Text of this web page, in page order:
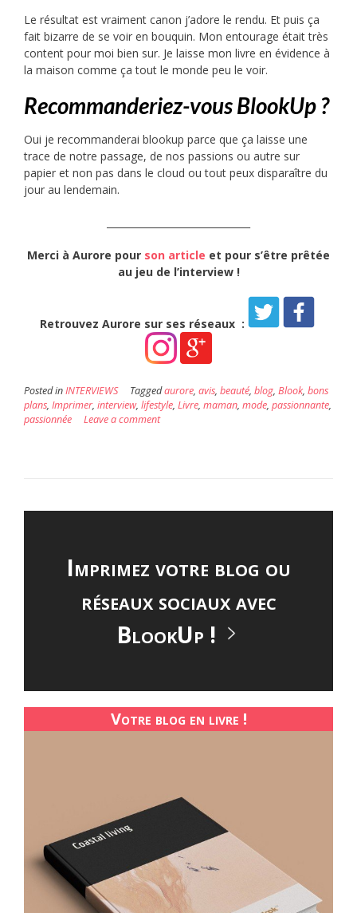
Le résultat est vraiment canon j’adore le rendu. Et puis ça
fait bizarre de se voir en bouquin. Mon entourage était très
content pour moi bien sur. Je laisse mon livre en évidence à
la maison comme ça tout le monde peu le voir.
Recommanderiez-vous BlookUp ?
Oui je recommanderai blookup parce que ça laisse une
trace de notre passage, de nos passions ou autre sur
papier et non pas dans le cloud ou tout peux disparaître du
jour au lendemain.
Merci à Aurore pour son article et pour s’être prêtée
au jeu de l’interview !
Retrouvez Aurore sur ses réseaux :
Posted inINTERVIEWS Taggedaurore, avis, beauté, blog, Blook, bons
plans, Imprimer, interview, lifestyle, Livre, maman, mode, passionnante,
passionnée
Leave a comment
Imprimez votre blog ou
réseaux sociaux avec
BlookUp !
Votre blog en livre !